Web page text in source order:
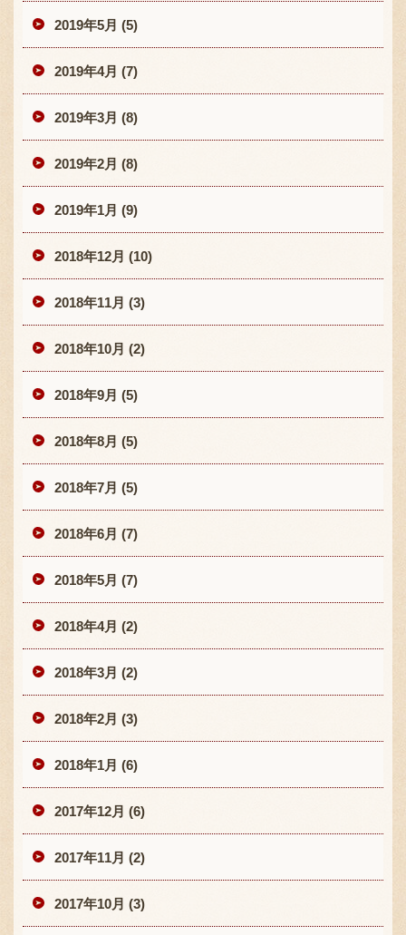
2019年5月 (5)
2019年4月 (7)
2019年3月 (8)
2019年2月 (8)
2019年1月 (9)
2018年12月 (10)
2018年11月 (3)
2018年10月 (2)
2018年9月 (5)
2018年8月 (5)
2018年7月 (5)
2018年6月 (7)
2018年5月 (7)
2018年4月 (2)
2018年3月 (2)
2018年2月 (3)
2018年1月 (6)
2017年12月 (6)
2017年11月 (2)
2017年10月 (3)